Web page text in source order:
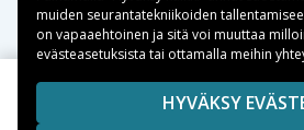
Copyright © 2026, Spares
SIVULLA MAINITUT TAVARAMERKIT
muiden seurantatekniikoiden
on vapaaehtoinen ja sitä voi muuttaa
evästeasetuksista tai ottamalla meihin
HYVÄKSY